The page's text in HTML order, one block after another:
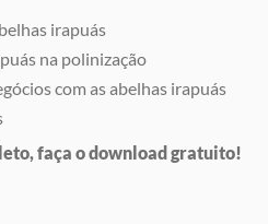
irapuás
na polinização
com as abelhas irapuás
faça o download gratuito!